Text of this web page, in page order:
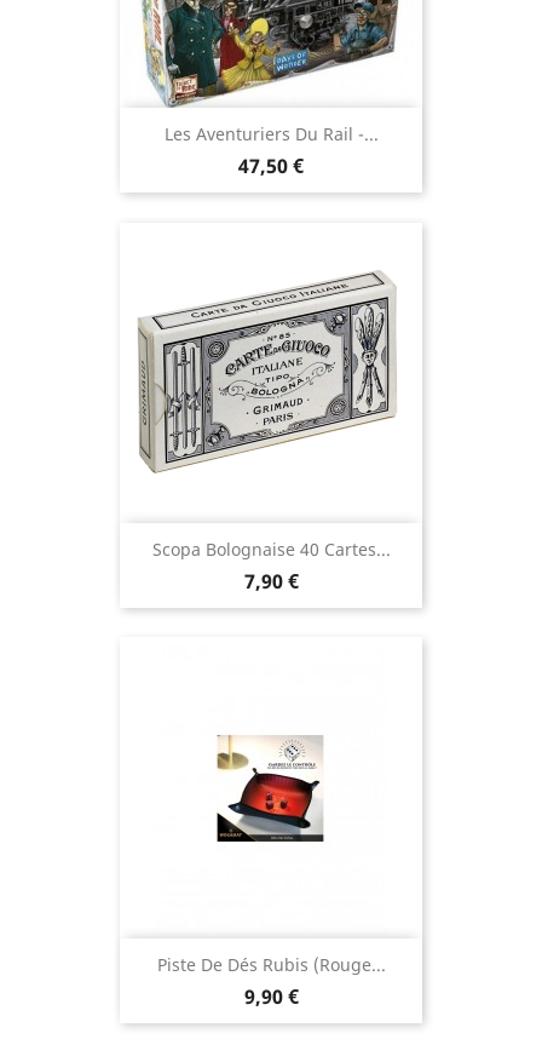
Les Aventuriers Du Rail -...
Prix
47,50 €
Scopa Bolognaise 40 Cartes...
Prix
7,90 €
Piste De Dés Rubis (Rouge...
Prix
9,90 €